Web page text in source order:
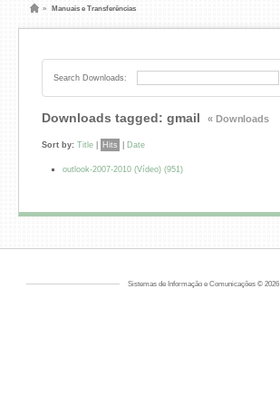
» Manuais e Transferências
Search Downloads:
Downloads tagged: gmail « Downloads
Sort by: Title Hits Date
outlook-2007-2010 (Vídeo) (951)
Sistemas de Informação e Comunicações © 2026